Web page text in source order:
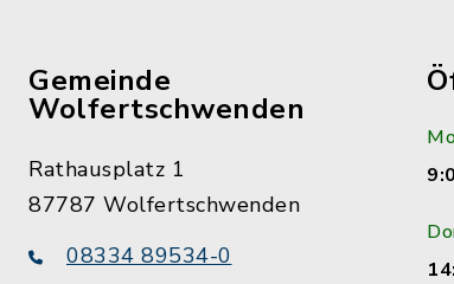
Gemeinde
Wolfertschwenden
Rathausplatz 1
87787 Wolfertschwenden
08334 89534-0